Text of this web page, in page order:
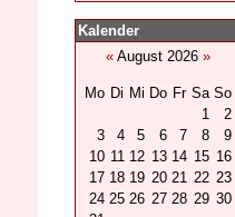
Kalender
« August 2026 »
Mo Di Mi Do Fr Sa So
1
2
3
4 5 6 7 8
9
10 11 12 13 14 15 16
17 18 19 20 21 22 23
24 25 26 27 28 29 30